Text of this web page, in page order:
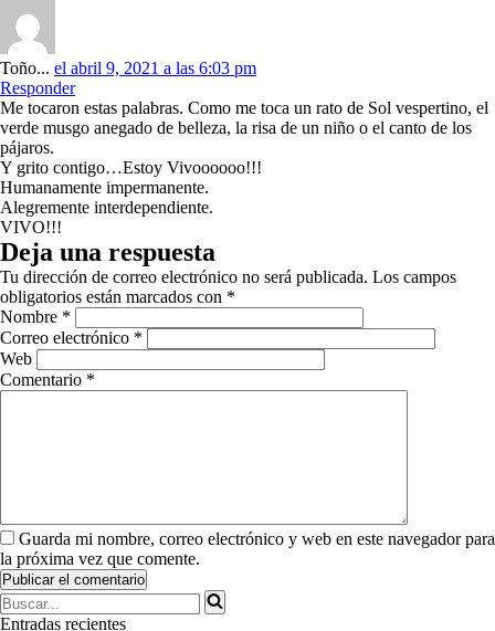
Toño... el abril 9, 2021 a las 6:03 pm
Responder
Me tocaron estas palabras. Como me toca un rato de Sol vespertino, el
verde musgo anegado de belleza, la risa de un niño o el canto de los
pájaros.
Y grito contigo…Estoy Vivoooooo!!!
Humanamente impermanente.
Alegremente interdependiente.
VIVO!!!
Deja una respuesta
Tu dirección de correo electrónico no será publicada. Los campos
obligatorios están marcados con *
Nombre *
Correo electrónico *
Web
Comentario *
Guarda mi nombre, correo electrónico y web en este navegador para
la próxima vez que comente.
Buscar...
Entradas recientes